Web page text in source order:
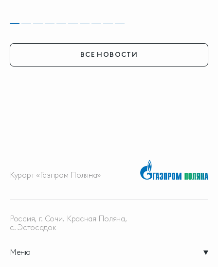
ВСЕ НОВОСТИ
Курорт «Газпром Поляна»
Меню
Россия, г. Сочи, Красная Поляна,
с. Эстосадок